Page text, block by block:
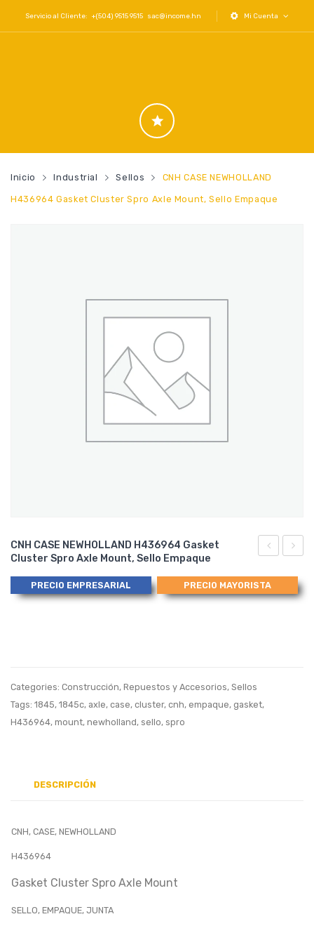
Servicio al Cliente: +(504) 9515 9515 sac@income.hn Mi Cuenta
Inicio Industrial Sellos CNH CASE NEWHOLLAND
H436964 Gasket Cluster Spro Axle Mount, Sello Empaque
A175806
(SET
Separator
Shim
Brg
CNH CASE NEWHOLLAND H436964 Gasket
Cluster Spro Axle Mount, Sello Empaque
PRECIO EMPRESARIAL PRECIO MAYORISTA
Categories: Construcción, Repuestos y Accesorios, Sellos
Tags: 1845, 1845c, axle, case, cluster, cnh, empaque, gasket,
H436964, mount, newholland, sello, spro
DESCRIPCIÓN
CNH, CASE, NEWHOLLAND
H436964
Gasket Cluster Spro Axle Mount
SELLO, EMPAQUE, JUNTA